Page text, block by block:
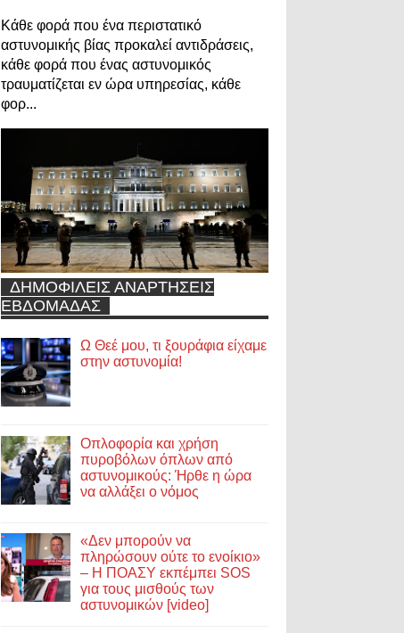
Κάθε φορά που ένα περιστατικό
αστυνομικής βίας προκαλεί αντιδράσεις,
κάθε φορά που ένας αστυνομικός
τραυματίζεται εν ώρα υπηρεσίας, κάθε
φορ...
ΔΗΜΟΦΙΛΕΙΣ ΑΝΑΡΤΗΣΕΙΣ
ΕΒΔΟΜΑΔΑΣ
Ω Θεέ μου, τι ξουράφια είχαμε
στην αστυνομία!
Οπλοφορία και χρήση
πυροβόλων όπλων από
αστυνομικούς: Ήρθε η ώρα
να αλλάξει ο νόμος
«Δεν μπορούν να
πληρώσουν ούτε το ενοίκιο»
– Η ΠΟΑΣΥ εκπέμπει SOS
για τους μισθούς των
αστυνομικών [video]